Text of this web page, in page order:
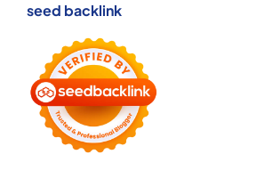
seed backlink